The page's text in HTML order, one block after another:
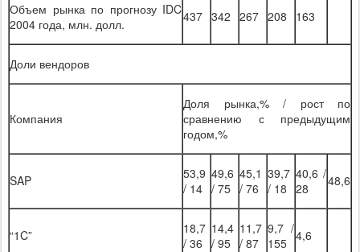
Объем рынка по прогнозу IDC
2004 года, млн. долл.
437 342 267 208 163
Доли вендоров
Компания
Доля рынка,% / рост по
сравнению с предыдущим
годом,%
SAP
53,9
/ 14
49,6
/ 75
45,1
/ 76
39,7
/ 18
40,6 /
28
48,6
“1C”
18,7
/ 36
14,4
/ 95
11,7
/ 87
9,7 /
155 4,6